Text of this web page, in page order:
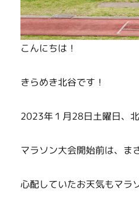
こんにちは！
きらめき北谷です！
2023年１月28日土曜日、
マラソン大会開始前は、ま
心配していたお天気もマラ